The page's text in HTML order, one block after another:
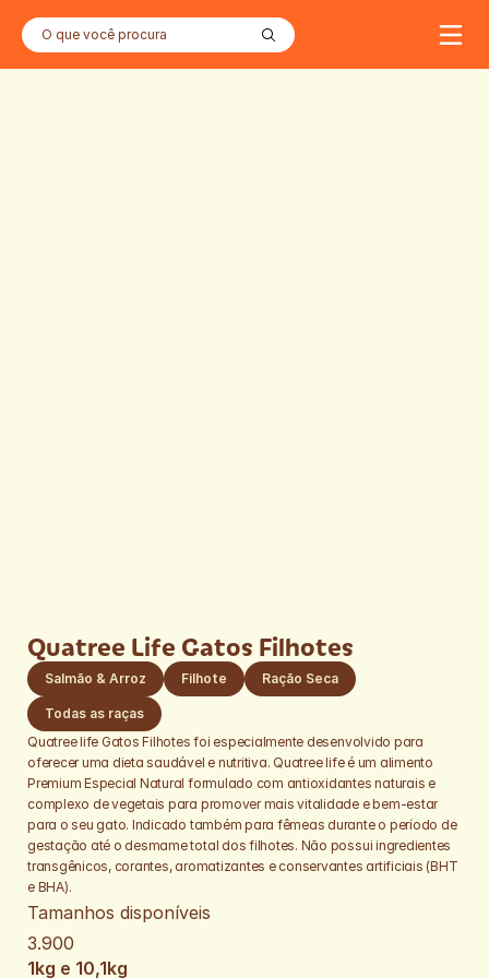
O que você procura
Quatree Life Gatos Filhotes
Salmão & Arroz Filhote Ração Seca
Todas as raças
Quatree life Gatos Filhotes foi especialmente desenvolvido para
oferecer uma dieta saudável e nutritiva. Quatree life é um alimento
Premium Especial Natural formulado com antioxidantes naturais e
complexo de vegetais para promover mais vitalidade e bem-estar
para o seu gato. Indicado também para fêmeas durante o período de
gestação até o desmame total dos filhotes. Não possui ingredientes
transgênicos, corantes, aromatizantes e conservantes artificiais (BHT
e BHA).
Tamanhos disponíveis
3.900
1kg e 10,1kg